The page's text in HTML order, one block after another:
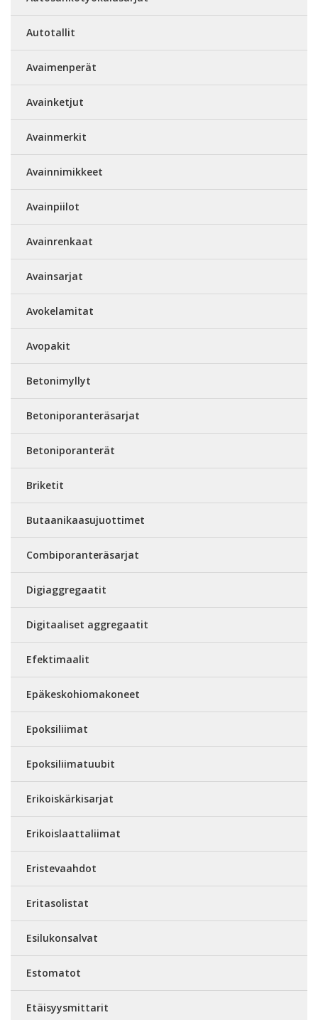
Autotallit
Avaimenperät
Avainketjut
Avainmerkit
Avainnimikkeet
Avainpiilot
Avainrenkaat
Avainsarjat
Avokelamitat
Avopakit
Betonimyllyt
Betoniporanteräsarjat
Betoniporanterät
Briketit
Butaanikaasujuottimet
Combiporanteräsarjat
Digiaggregaatit
Digitaaliset aggregaatit
Efektimaalit
Epäkeskohiomakoneet
Epoksiliimat
Epoksiliimatuubit
Erikoiskärkisarjat
Erikoislaattaliimat
Eristevaahdot
Eritasolistat
Esilukonsalvat
Estomatot
Etäisyysmittarit